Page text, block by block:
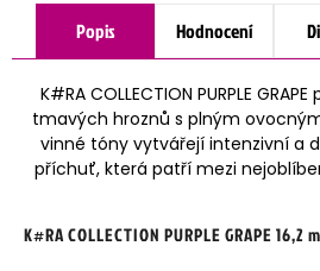
Popis Hodnocení
K#RA COLLECTION PURPLE
tmavých hroznů s plným
vinné tóny vytvářejí intenzivní a
příchuť, která patří mezi
K#RA COLLECTION PURPLE GRAPE 16,2